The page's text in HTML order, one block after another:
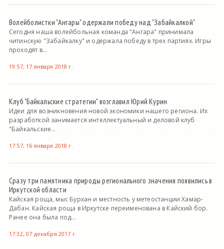
Волейболистки "Ангары" одержали победу над "Забайкалкой"
Сегодня наша волейбольная команда "Ангара" принимала
читинскую "Забайкалку" и одержала победу в трех партиях. Игры
проходят в...
19:57, 17 января 2018 г.
Клуб "Байкальские стратегии" возглавил Юрий Курин
Идеи для возникновения новой экономики нашего региона. Их
разработкой занимается интеллектуальный и деловой клуб
"Байкальские...
17:57, 16 января 2018 г.
Сразу три памятника природы регионального значения появились в
Иркутской области
Кайская роща, мыс Бурхан и местность у метеостанции Хамар-
Дабан. Кайская роща в Иркутске переименована в Кайский бор.
Ранее она была под...
17:32, 07 декабря 2017 г.